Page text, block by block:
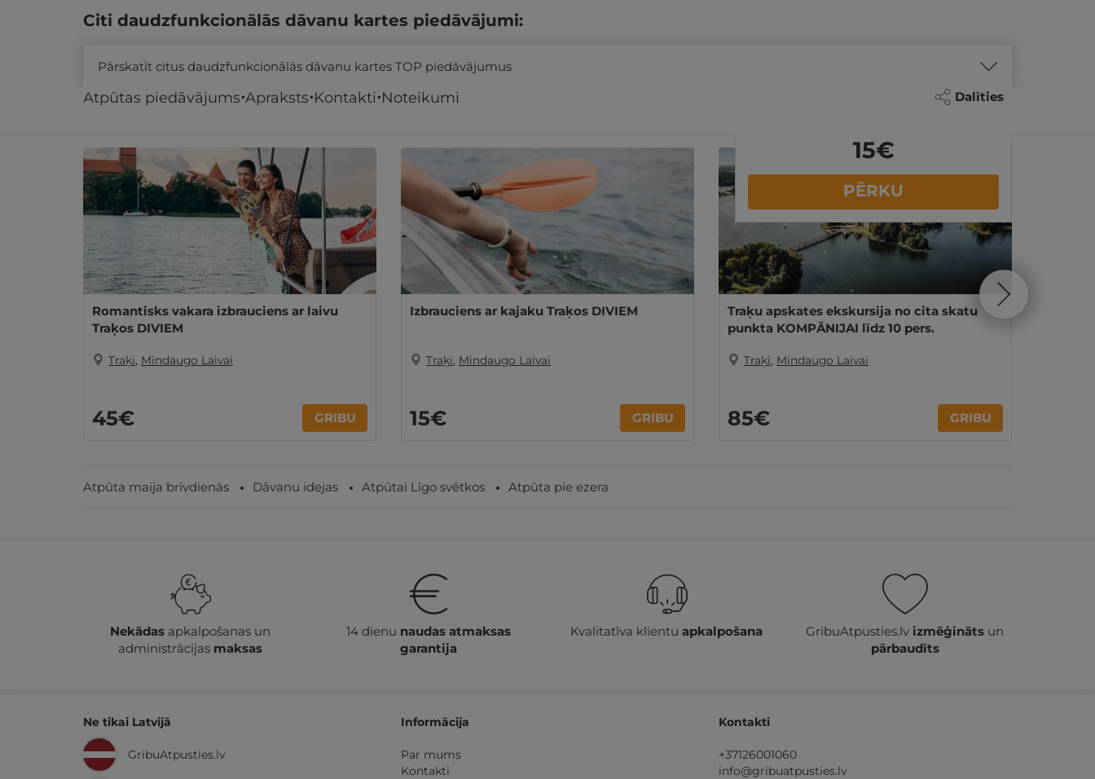
Atpūtas piedāvājums Apraksts Kontakti Noteikumi Dalīties
15€
PĒRKU
Citi daudzfunkcionālās dāvanu kartes piedāvājumi:
Pārskatīt citus daudzfunkcionālās dāvanu kartes TOP piedāvājumus
Romantisks vakara izbrauciens ar laivu
Traķos DIVIEM
Traķi, Mindaugo Laivai
45€ GRIBU
Izbrauciens ar kajaku Traķos DIVIEM
Traķi, Mindaugo Laivai
15€ GRIBU
Traķu apskates ekskursija no cita skatu
punkta KOMPĀNIJAI līdz 10 pers.
Traķi, Mindaugo Laivai
85€ GRIBU
Atpūta maija brīvdienās Dāvanu idejas Atpūtai Līgo svētkos Atpūta pie ezera
Nekādasapkalpošanas un
administrācijas maksas
14 dienu naudas atmaksas
garantija
Kvalitatīva klientuapkalpošana GribuAtpusties.lv izmēģināts un
pārbaudīts
Ne tikai Latvijā
GribuAtpusties.lv
Informācija
Par mums
Kontakti
Kontakti
+37126001060
info@gribuatpusties.lv